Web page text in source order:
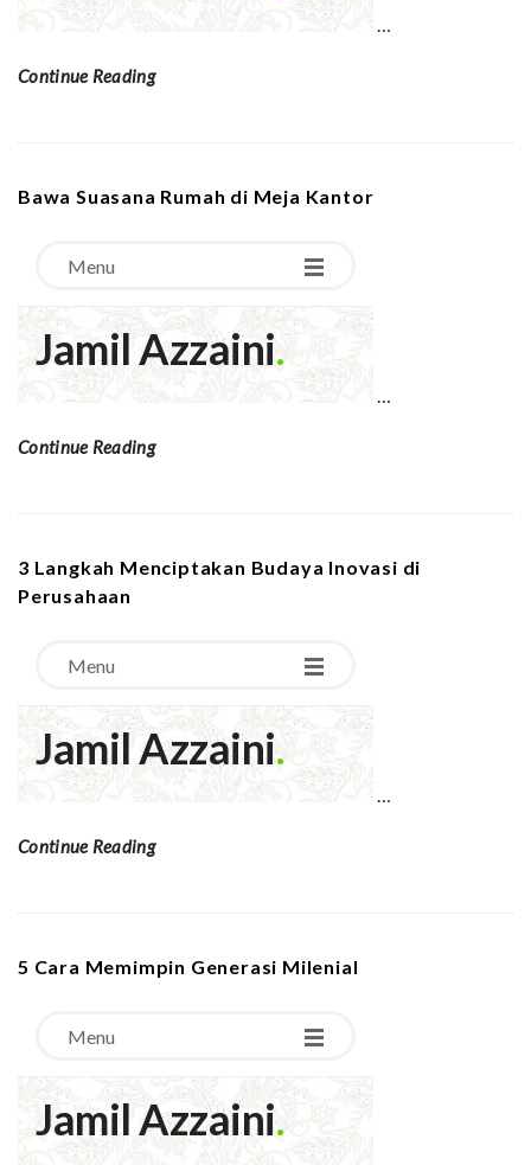
…
Continue Reading
Bawa Suasana Rumah di Meja Kantor
…
Continue Reading
3 Langkah Menciptakan Budaya Inovasi di
Perusahaan
…
Continue Reading
5 Cara Memimpin Generasi Milenial